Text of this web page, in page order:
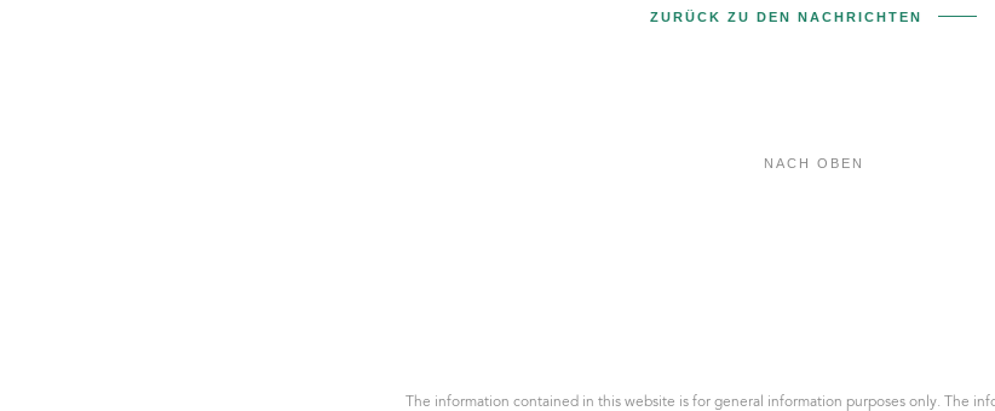
ZURÜCK ZU DEN NACHRICHTEN
NACH OBEN
s.r.o.
The information contained in this website is for general information purposes only. The